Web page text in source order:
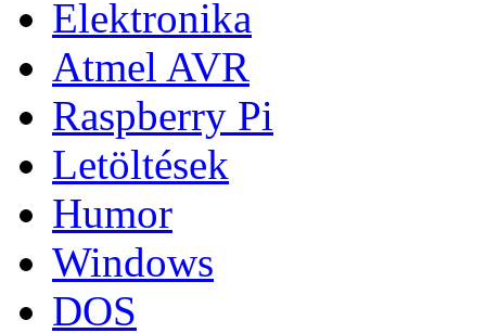
Elektronika
Atmel AVR
Raspberry Pi
Letöltések
Humor
Windows
DOS